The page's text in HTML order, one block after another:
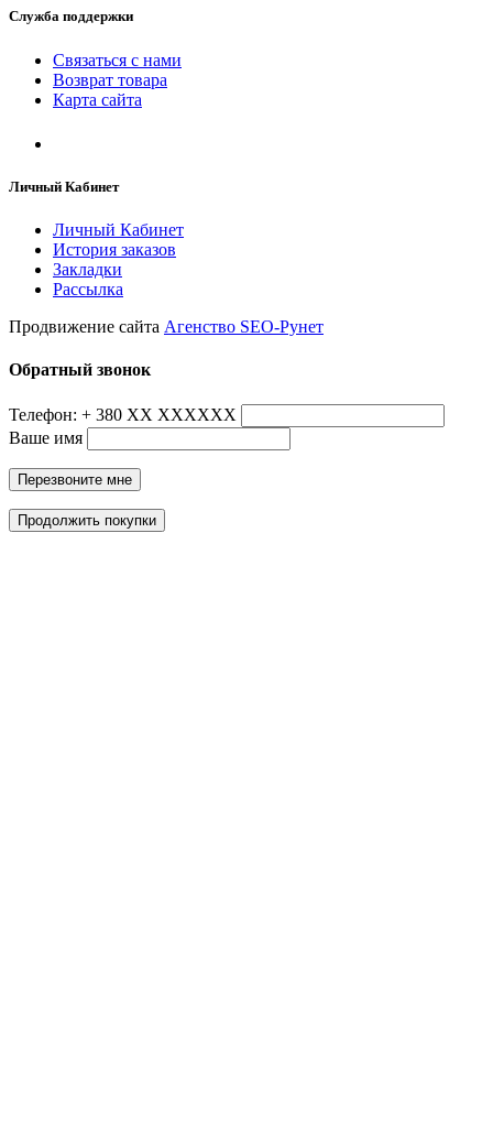
Служба поддержки
Связаться с нами
Возврат товара
Карта сайта
Личный Кабинет
Личный Кабинет
История заказов
Закладки
Рассылка
Продвижение сайта Агенство SEO-Рунет
Обратный звонок
Телефон: + 380 ХХ ХХХХХХ
Ваше имя
Перезвоните мне
Продолжить покупки